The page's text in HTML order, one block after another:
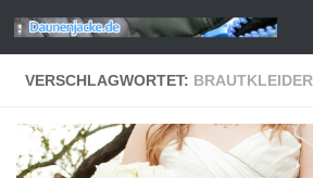
Zum Inhalt springen
VERSCHLAGWORTET: BRAUTKLEIDER